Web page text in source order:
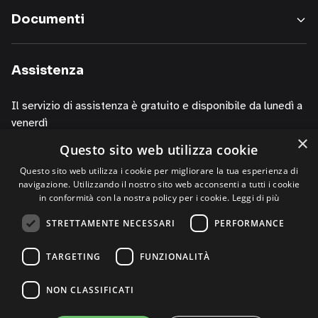
servizi,
informazioni
corsi
nostra
società,
presentazioni
iniziative
P.R.,
di
studi,
di
convegni,
anche
Documenti
Assistenza
Il servizio di assistenza è gratuito e disponibile da lunedì a
venerdì
dalle 10.00 alle 13.00
dalle 14.00 alle 19.00
contattando i numeri
+39 02 30076303
+39 320 0125844 (via Whatsapp)
×
Questo sito web utilizza cookie
Questo sito web utilizza i cookie per migliorare la tua esperienza di
navigazione. Utilizzando il nostro sito web acconsenti a tutti i cookie
in conformità con la nostra policy per i cookie. Leggi di più
STRETTAMENTE NECESSARI PERFORMANCE
TARGETING FUNZIONALITÀ
NON CLASSIFICATI